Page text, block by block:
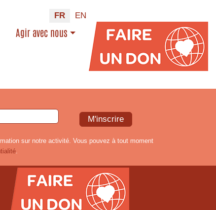
FR EN
Agir avec nous
sur notre activité. Vous pouvez à tout moment
.